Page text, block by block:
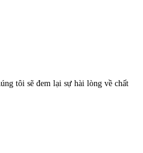
tôi sẽ đem lại sự hài lòng về chất